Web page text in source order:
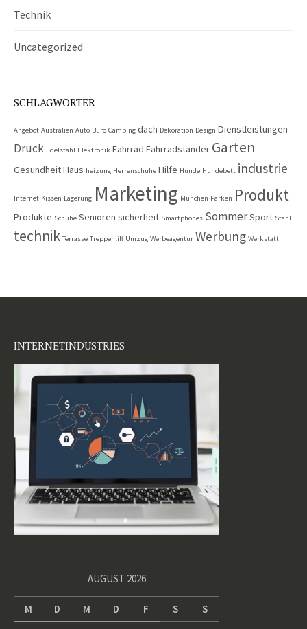
Technik
Uncategorized
SCHLAGWÖRTER
Angebot Australien Auto Büro Camping dach Dekoration Design Dienstleistungen
Druck Edelstahl Elektronik Fahrrad Fahrradständer Garten
GesundheitHaus heizung Herrenschuhe Hilfe Hunde Hundebett industrie
Internet Kissen Lagerung Marketing München Parken Produkt
Produkte Schuhe Senioren sicherheit Smartphones SommerSport Stahl
technik Terrasse Treppenlift Umzug Werbeagentur Werbung Werkstatt
INTERNETINDUSTRIES
AUGUST 2026
M D M D F S
S